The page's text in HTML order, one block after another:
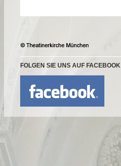
FOLGEN SIE UNS AUF FACEBOOK